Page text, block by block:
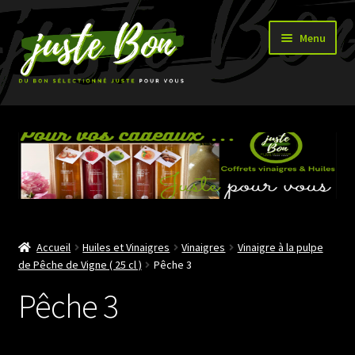
Aller
à
la
navigation
Aller
au
contenu
Menu
Accueil
Boutique
le
menu
Accueil Huiles et Vinaigres Vinaigres
Vinaigre à la pulpe
de Pêche de Vigne ( 25 cl )
Pêche 3
Pêche 3